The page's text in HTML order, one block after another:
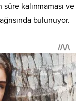
kalınmaması ve
bulunuyor.